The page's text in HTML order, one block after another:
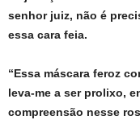
senhor juiz, não é
essa cara feia.
“Essa máscara feroz
leva-me a ser prolixo,
compreensão nesse